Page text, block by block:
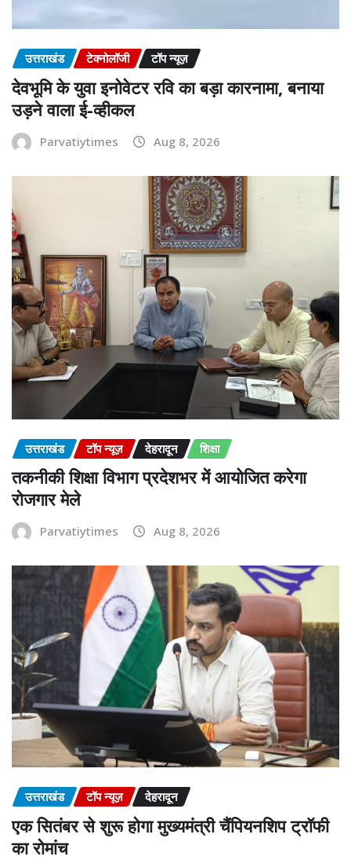
उत्तराखंड टेक्नोलॉजी टॉप न्यूज़
देवभूमि के युवा इनोवेटर रवि का बड़ा कारनामा, बनाया
उड़ने वाला ई-व्हीकल
Parvatiytimes Aug 8, 2026
उत्तराखंड टॉप न्यूज़ देहरादून शिक्षा
तकनीकी शिक्षा विभाग प्रदेशभर में आयोजित करेगा
रोजगार मेले
Parvatiytimes Aug 8, 2026
उत्तराखंड टॉप न्यूज़ देहरादून
एक सितंबर से शुरू होगा मुख्यमंत्री चैंपियनशिप ट्रॉफी
का रोमांच